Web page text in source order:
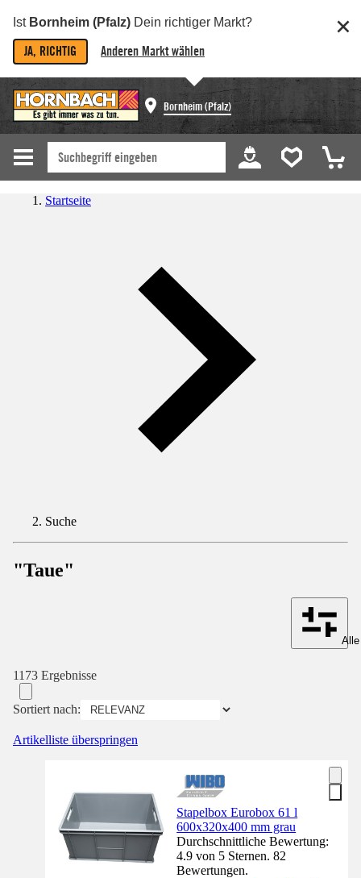
Ist Bornheim (Pfalz) Dein richtiger Markt?
JA, RICHTIG Anderen Markt wählen
Bornheim (Pfalz)
Startseite
Suche
"Taue"
1173 Ergebnisse
Sortiert nach:
Artikelliste überspringen
Stapelbox Eurobox 61 l
600x320x400 mm grau
Durchschnittliche Bewertung:
4.9 von 5 Sternen. 82
Bewertungen.